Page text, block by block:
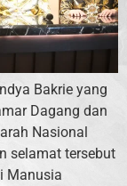
Bakrie yang
Dagang dan
Nasional
selamat tersebut
Manusia